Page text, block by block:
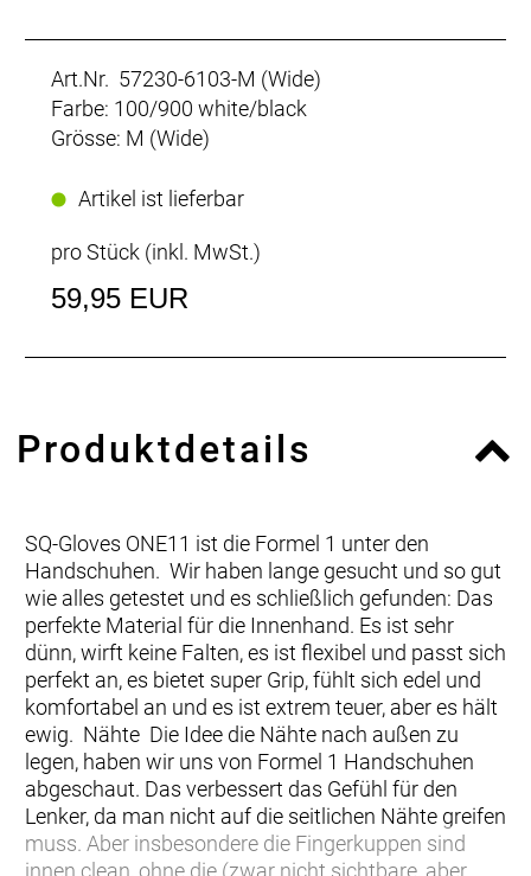
Art.Nr. 57230-6103-M (Wide)
Farbe: 100/900 white/black
Grösse: M (Wide)
Artikel ist lieferbar
pro Stück (inkl. MwSt.)
59,95 EUR
Produktdetails
SQ-Gloves ONE11 ist die Formel 1 unter den
Handschuhen. Wir haben lange gesucht und so gut
wie alles getestet und es schließlich gefunden: Das
perfekte Material für die Innenhand. Es ist sehr
dünn, wirft keine Falten, es ist flexibel und passt sich
perfekt an, es bietet super Grip, fühlt sich edel und
komfortabel an und es ist extrem teuer, aber es hält
ewig. Nähte Die Idee die Nähte nach außen zu
legen, haben wir uns von Formel 1 Handschuhen
abgeschaut. Das verbessert das Gefühl für den
Lenker, da man nicht auf die seitlichen Nähte greifen
muss. Aber insbesondere die Fingerkuppen sind
innen clean, ohne die (zwar nicht sichtbare, aber